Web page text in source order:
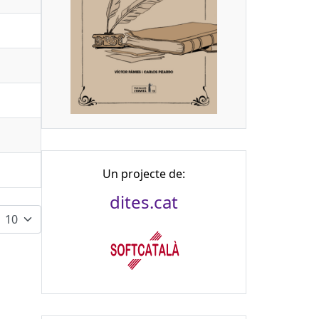
Un projecte de:
dites.cat